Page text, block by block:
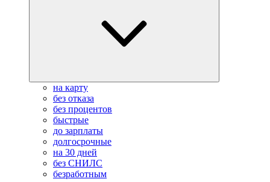
на карту
без отказа
без процентов
быстрые
до зарплаты
долгосрочные
на 30 дней
без СНИЛС
безработным